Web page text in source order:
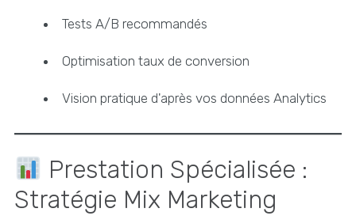
Tests A/B recommandés
Optimisation taux de conversion
Vision pratique d'après vos données Analytics
Prestation Spécialisée :
Stratégie Mix Marketing